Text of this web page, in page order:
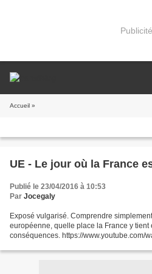
Publicité
Accueil »
UE - Le jour où la France
Publié le 23/04/2016 à 10:53
Par Jocegaly
Exposé vulgarisé. Comprendre
européenne, quelle place la France y tient
conséquences. https://www.youtube.com/